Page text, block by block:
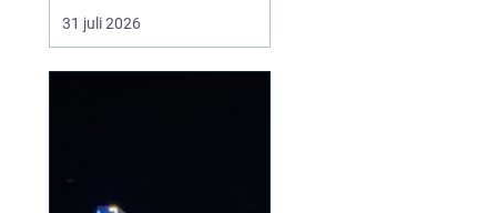
kan på sikt förändra hela
ekosystem. De orsakar
man ska agera, utan
31 juli 2026